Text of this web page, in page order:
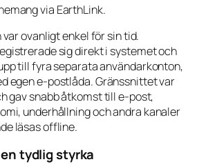
via EarthLink.
ovanligt enkel för sin tid.
sig direkt i systemet och
till fyra separata användarkonton,
egen e-postlåda. Gränssnittet var
gav snabb åtkomst till e-post,
underhållning och andra kanaler
läsas offline.
tydlig styrka